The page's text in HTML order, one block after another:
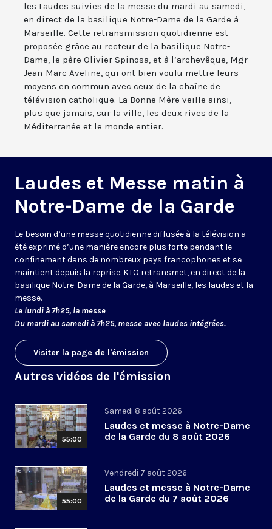
les Laudes suivies de la messe du mardi au samedi,
en direct de la basilique Notre-Dame de la Garde à
Marseille. Cette retransmission quotidienne est
proposée grâce au recteur de la basilique Notre-
Dame, le père Olivier Spinosa, et à l’archevêque, Mgr
Jean-Marc Aveline, qui ont bien voulu mettre leurs
moyens en commun avec ceux de la chaîne de
télévision catholique. La Bonne Mère veille ainsi,
plus que jamais, sur la ville, les deux rives de la
Méditerranée et le monde entier.
Laudes et Messe matin à
Notre-Dame de la Garde
Le besoin d’une messe quotidienne diffusée à la télévision a
été exprimé d’une manière encore plus forte pendant le
confinement dans de nombreux pays francophones et se
maintient depuis la reprise. KTO retransmet, en direct de la
basilique Notre-Dame de la Garde, à Marseille, les laudes et la
messe.
Le lundi à 7h25, la messe
Du mardi au samedi à 7h25, messe avec laudes intégrées.
Visiter la page de l'émission
Autres vidéos de l'émission
55:00
Samedi 8 août 2026
Laudes et messe à Notre-Dame
de la Garde du 8 août 2026
55:00
Vendredi 7 août 2026
Laudes et messe à Notre-Dame
de la Garde du 7 août 2026